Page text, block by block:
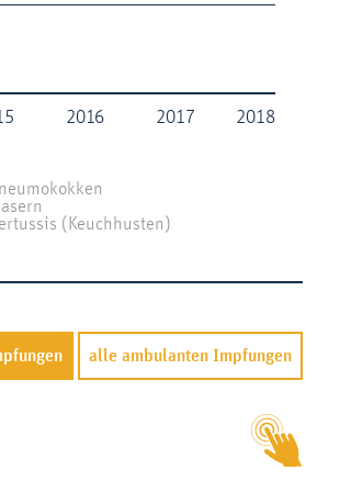
(Keuchhusten)
2016 2017 2018
alle ambulanten Impfungen